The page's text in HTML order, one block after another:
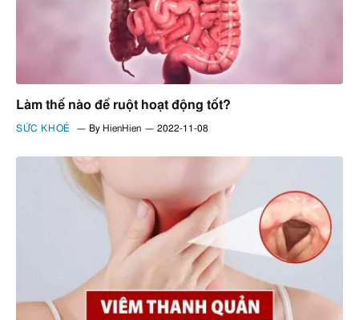
Làm thế nào để ruột hoạt động tốt?
SỨC KHOẺ By HienHien 2022-11-08